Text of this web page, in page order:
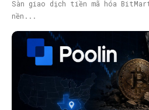
Sàn giao dịch tiền mã hóa
nền...